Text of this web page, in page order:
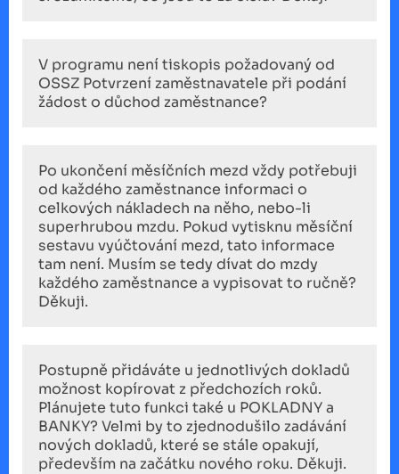
V programu není tiskopis požadovaný od
OSSZ Potvrzení zaměstnavatele při podání
žádost o důchod zaměstnance?
Po ukončení měsíčních mezd vždy potřebuji
od každého zaměstnance informaci o
celkových nákladech na něho, nebo-li
superhrubou mzdu. Pokud vytisknu měsíční
sestavu vyúčtování mezd, tato informace
tam není. Musím se tedy dívat do mzdy
každého zaměstnance a vypisovat to ručně?
Děkuji.
Postupně přidáváte u jednotlivých dokladů
možnost kopírovat z předchozích roků.
Plánujete tuto funkci také u POKLADNY a
BANKY? Velmi by to zjednodušilo zadávání
nových dokladů, které se stále opakují,
především na začátku nového roku. Děkuji.